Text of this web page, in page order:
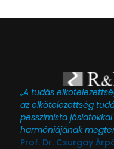
„A tudás
az elkötelezettség
pesszimista
harmóniájának
Prof. Dr. Csurgay